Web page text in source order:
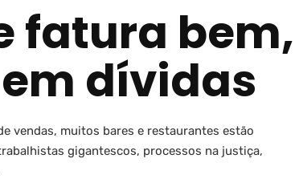
fatura bem,
dívidas
vendas, muitos bares e restaurantes estão
gigantescos, processos na justiça,